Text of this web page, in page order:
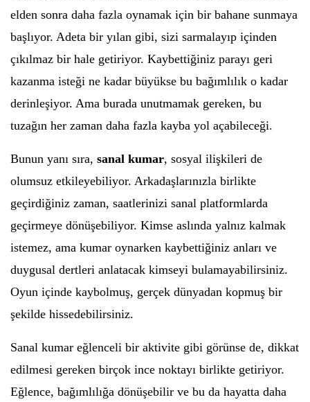
elden sonra daha fazla oynamak için bir bahane sunmaya
başlıyor. Adeta bir yılan gibi, sizi sarmalayıp içinden
çıkılmaz bir hale getiriyor. Kaybettiğiniz parayı geri
kazanma isteği ne kadar büyükse bu bağımlılık o kadar
derinleşiyor. Ama burada unutmamak gereken, bu
tuzağın her zaman daha fazla kayba yol açabileceği.
Bunun yanı sıra, sanal kumar, sosyal ilişkileri de
olumsuz etkileyebiliyor. Arkadaşlarınızla birlikte
geçirdiğiniz zaman, saatlerinizi sanal platformlarda
geçirmeye dönüşebiliyor. Kimse aslında yalnız kalmak
istemez, ama kumar oynarken kaybettiğiniz anları ve
duygusal dertleri anlatacak kimseyi bulamayabilirsiniz.
Oyun içinde kaybolmuş, gerçek dünyadan kopmuş bir
şekilde hissedebilirsiniz.
Sanal kumar eğlenceli bir aktivite gibi görünse de, dikkat
edilmesi gereken birçok ince noktayı birlikte getiriyor.
Eğlence, bağımlılığa dönüşebilir ve bu da hayatta daha